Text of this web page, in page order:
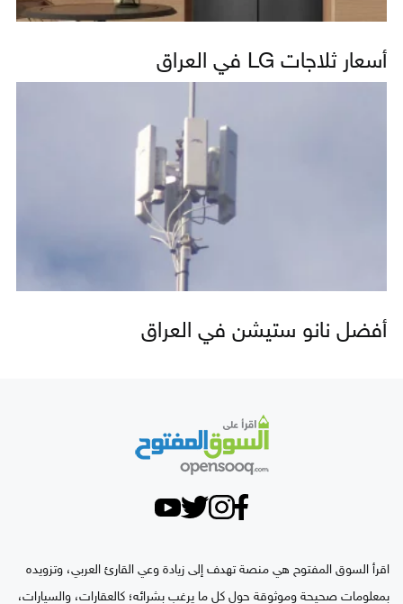
أسعار ثلاجات LG في العراق
أفضل نانو ستيشن في العراق
اقرأ السوق المفتوح هي منصة تهدف إلى زيادة وعي القارئ العربي، وتزويده
بمعلومات صحيحة وموثوقة حول كل ما يرغب بشرائه؛ كالعقارات، والسيارات،